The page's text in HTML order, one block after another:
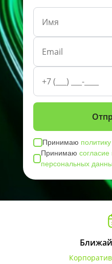
Принимаю
Принимаюсогласие
персональных